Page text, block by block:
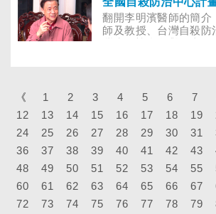
本之道！
翻開李明濱醫師的簡介
師及教授、台灣自殺防
顧問等，各種職稱洋
作……
《 1 2 3 4 5 6 7
12
13 14 15 16 17 18 19
24
25 26 27 28 29 30 31
36
37 38 39 40 41 42 43
48
49 50 51 52 53 54 55
60
61 62 63 64 65 66 67
72
73 74 75 76 77 78 79